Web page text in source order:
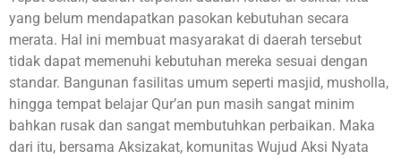
yang belum mendapatkan pasokan kebutuhan secara
merata. Hal ini membuat masyarakat di daerah tersebut
tidak dapat memenuhi kebutuhan mereka sesuai dengan
standar. Bangunan fasilitas umum seperti masjid, musholla,
hingga tempat belajar Qur’an pun masih sangat minim
bahkan rusak dan sangat membutuhkan perbaikan. Maka
dari itu, bersama Aksizakat, komunitas Wujud Aksi Nyata